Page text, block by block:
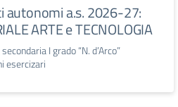
autonomi a.s. 2026-27:
ARTE e TECNOLOGIA
I grado “N. d’Arco”
esercizari